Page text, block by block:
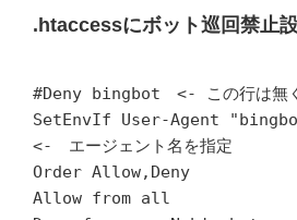
.htaccessにボット巡回禁止
#Deny bingbot <- この行は無
SetEnvIf User-Agent
<- エージェント名を指定
Order Allow,Deny
Allow from all